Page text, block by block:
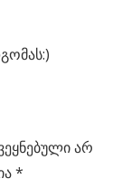
არ
*